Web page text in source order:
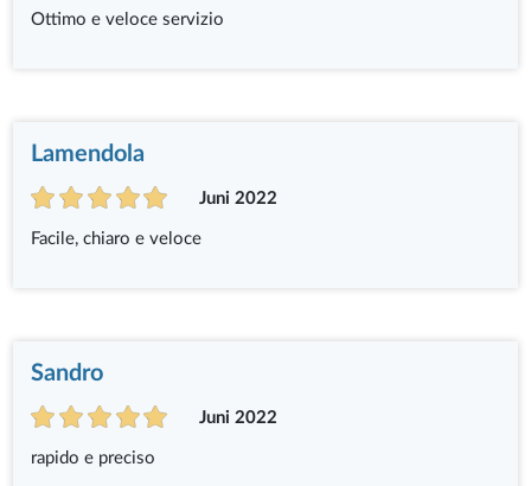
Ottimo e veloce servizio
Lamendola
Juni 2022
Facile, chiaro e veloce
Sandro
Juni 2022
rapido e preciso